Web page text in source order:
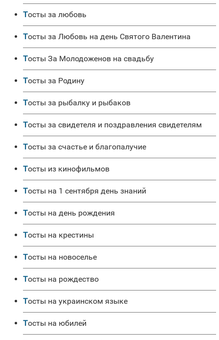
Тосты за любовь
Тосты за Любовь на день Святого Валентина
Тосты За Молодоженов на свадьбу
Тосты за Родину
Тосты за рыбалку и рыбаков
Тосты за свидетеля и поздравления свидетелям
Тосты за счастье и благопалучие
Тосты из кинофильмов
Тосты на 1 сентября день знаний
Тосты на день рождения
Тосты на крестины
Тосты на новоселье
Тосты на рождество
Тосты на украинском языке
Тосты на юбилей